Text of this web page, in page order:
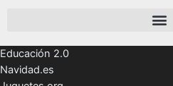
Educación 2.0
Navidad.es